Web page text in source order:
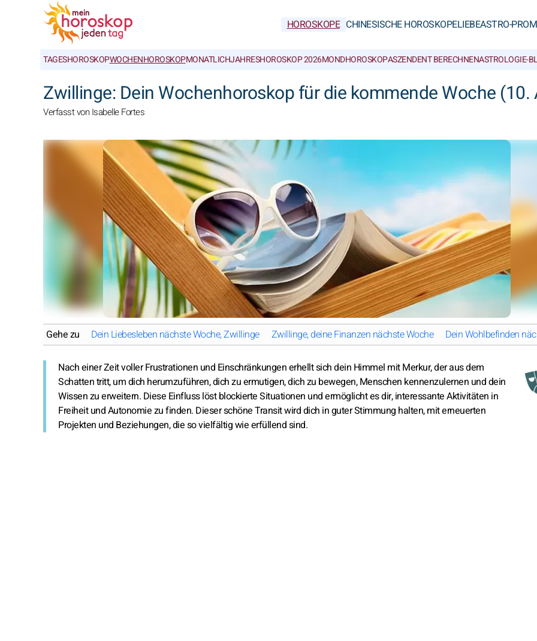
HOROSKOPE CHINESISCHE HOROSKOPELIEBEASTRO-
TAGESHOROSKOPWOCHENHOROSKOPMONATLICHJAHRESHOROSKOP 2026MONDHOROSKOPASZENDENT BERECHNENASTROLOGIE-
Zwillinge: Dein Wochenhoroskop für die kommende Woche
Verfasst von Isabelle Fortes
Gehe zu Dein Liebesleben nächste Woche, Zwillinge Zwillinge, deine Finanzen nächste Woche Dein Wohlbefinden
Nach einer Zeit voller Frustrationen und Einschränkungen erhellt sich dein Himmel mit Merkur, der aus dem
Schatten tritt, um dich herumzuführen, dich zu ermutigen, dich zu bewegen, Menschen kennenzulernen und dein
Wissen zu erweitern. Diese Einfluss löst blockierte Situationen und ermöglicht es dir, interessante Aktivitäten in
Freiheit und Autonomie zu finden. Dieser schöne Transit wird dich in guter Stimmung halten, mit erneuerten
Projekten und Beziehungen, die so vielfältig wie erfüllend sind.